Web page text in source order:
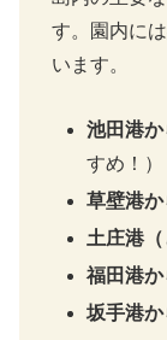
す。園内に
います。
池田港か
すめ！）
草壁港か
土庄港
福田港か
坂手港か